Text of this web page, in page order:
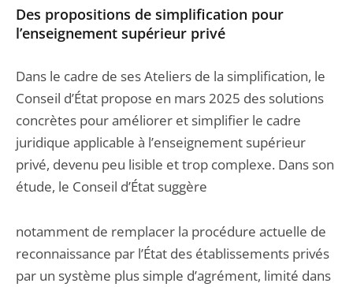
Des propositions de simplification pour
l’enseignement supérieur privé
Dans le cadre de ses Ateliers de la simplification, le
Conseil d’État propose en mars 2025 des solutions
concrètes pour améliorer et simplifier le cadre
juridique applicable à l’enseignement supérieur
privé, devenu peu lisible et trop complexe. Dans son
étude, le Conseil d’État suggère
notamment de remplacer la procédure actuelle de
reconnaissance par l’État des établissements privés
par un système plus simple d’agrément, limité dans